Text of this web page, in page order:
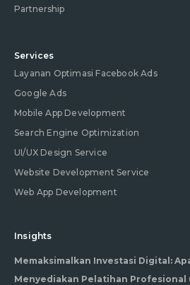
Partnership
Services
Layanan Optimasi Facebook Ads
Google Ads
Mobile App Development
Search Engine Optimization
UI/UX Design Service
Website Development Service
Web App Development
Insights
Memaksimalkan Investasi Digital:
Menyediakan Pelatihan Profesional